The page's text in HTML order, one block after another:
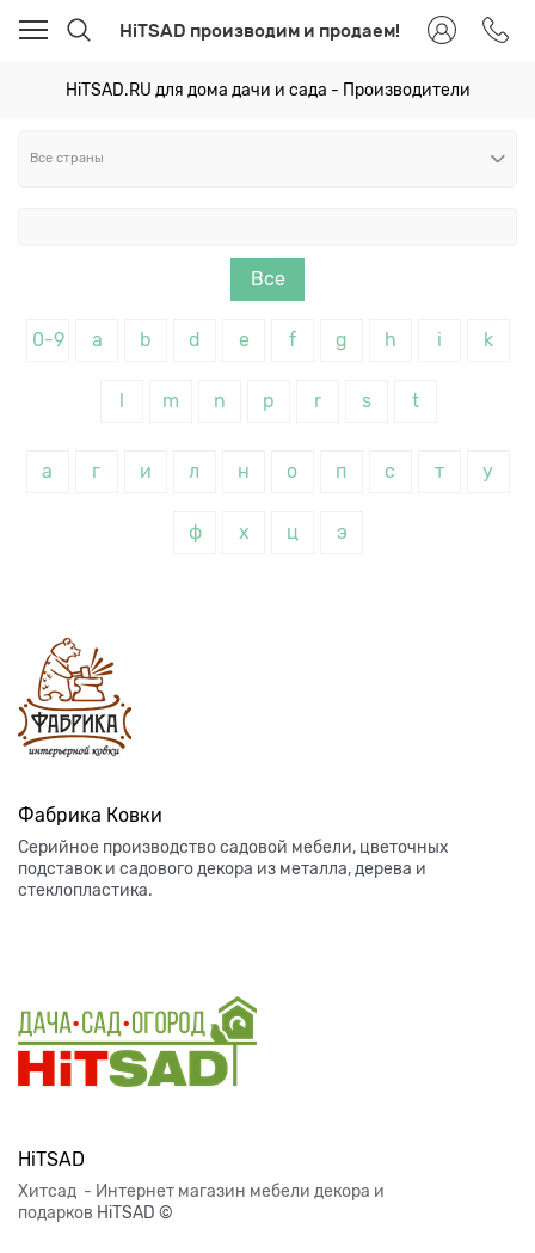
HiTSAD производим и продаем!
HiTSAD.RU для дома дачи и сада - Производители
Все
0-9 a b d e f g h i k
m n p r s t
а г и л н о п с т у
ф х ц э
Фабрика Ковки
Серийное производство садовой мебели, цветочных
подставок и садового декора из металла, дерева и
стеклопластика.
HiTSAD
Хитсад - Интернет магазин мебели декора и
подарков HiTSAD ©